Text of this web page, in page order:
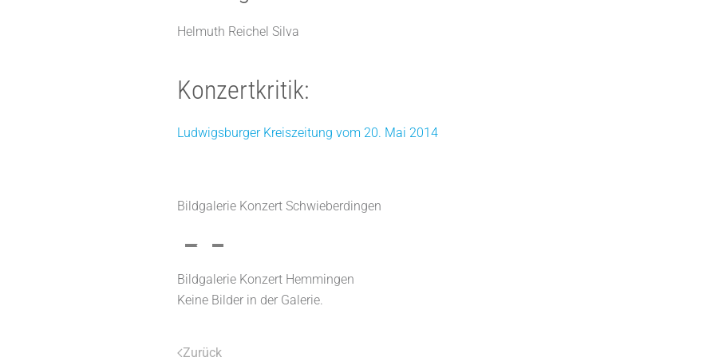
Helmuth Reichel Silva
Konzertkritik:
Ludwigsburger Kreiszeitung vom 20. Mai 2014
Bildgalerie Konzert Schwieberdingen
Bildgalerie Konzert Hemmingen
Keine Bilder in der Galerie.
Zurück